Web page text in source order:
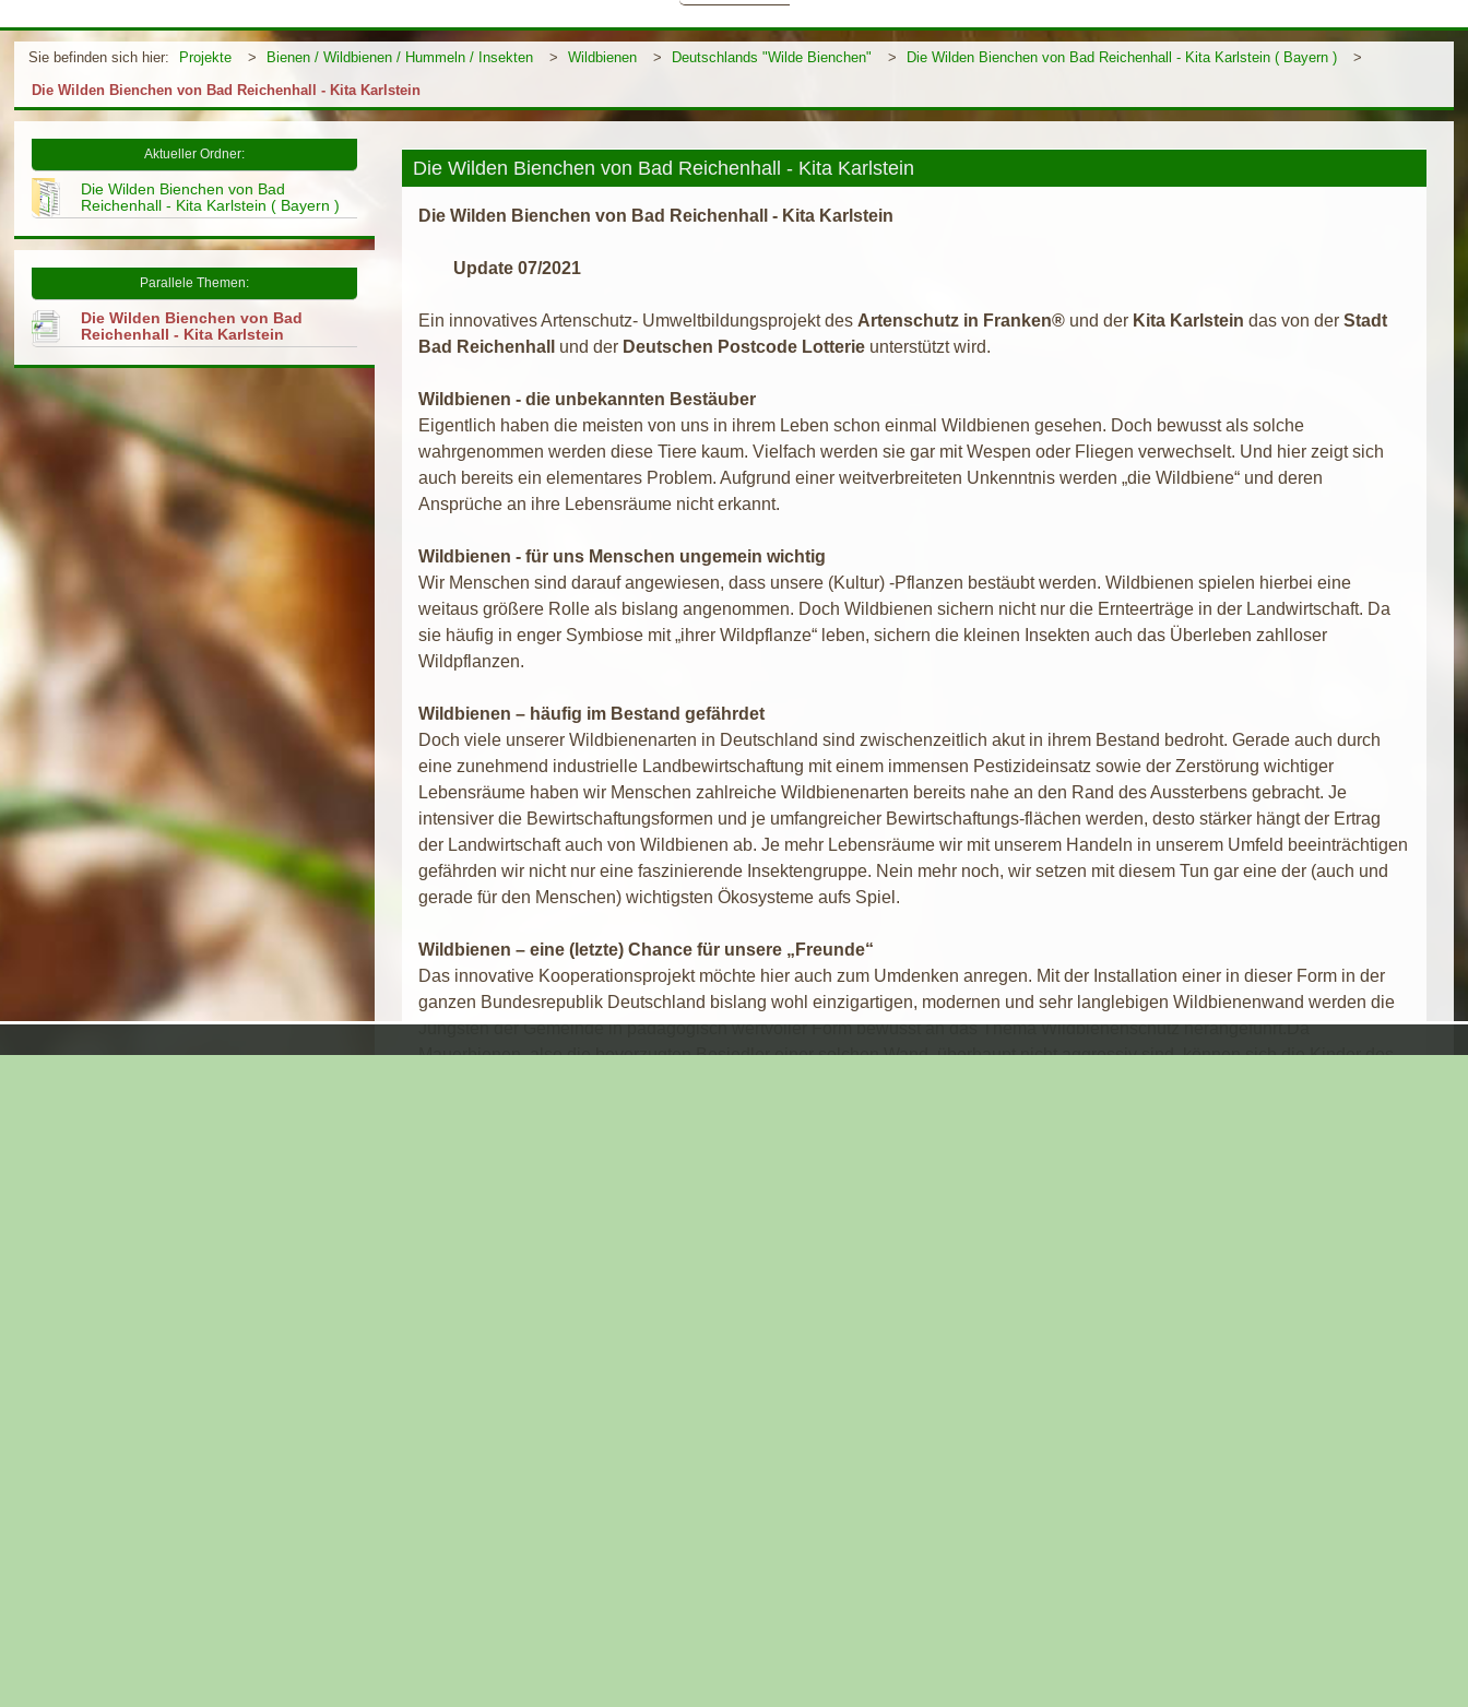
Sie befinden sich hier: Projekte > Bienen / Wildbienen / Hummeln / Insekten > Wildbienen > Deutschlands "Wilde Bienchen" > Die Wilden Bienchen von Bad Reichenhall - Kita Karlstein ( Bayern )
>
Die Wilden Bienchen von Bad Reichenhall - Kita Karlstein
Die Wilden Bienchen von Bad Reichenhall - Kita Karlstein
Die Wilden Bienchen von Bad Reichenhall - Kita Karlstein
Update 07/2021
Ein innovatives Artenschutz- Umweltbildungsprojekt des Artenschutz in Franken®und der Kita Karlstein das von derStadt
Bad Reichenhall
und derDeutschen Postcode Lotterie unterstützt wird.
Wildbienen - die unbekannten Bestäuber
Eigentlich haben die meisten von uns in ihrem Leben schon einmal Wildbienen gesehen. Doch bewusst als solche
wahrgenommen werden diese Tiere kaum. Vielfach werden sie gar mit Wespen oder Fliegen verwechselt. Und hier zeigt sich
auch bereits ein elementares Problem. Aufgrund einer weitverbreiteten Unkenntnis werden „die Wildbiene“ und deren
Ansprüche an ihre Lebensräume nicht erkannt.
Wildbienen - für uns Menschen ungemein wichtig
Wir Menschen sind darauf angewiesen, dass unsere (Kultur) -Pflanzen bestäubt werden. Wildbienen spielen hierbei eine
weitaus größere Rolle als bislang angenommen. Doch Wildbienen sichern nicht nur die Ernteerträge in der Landwirtschaft. Da
sie häufig in enger Symbiose mit „ihrer Wildpflanze“ leben, sichern die kleinen Insekten auch das Überleben zahlloser
Wildpflanzen.
Wildbienen – häufig im Bestand gefährdet
Doch viele unserer Wildbienenarten in Deutschland sind zwischenzeitlich akut in ihrem Bestand bedroht. Gerade auch durch
eine zunehmend industrielle Landbewirtschaftung mit einem immensen Pestizideinsatz sowie der Zerstörung wichtiger
Lebensräume haben wir Menschen zahlreiche Wildbienenarten bereits nahe an den Rand des Aussterbens gebracht. Je
intensiver die Bewirtschaftungsformen und je umfangreicher Bewirtschaftungs-flächen werden, desto stärker hängt der Ertrag
der Landwirtschaft auch von Wildbienen ab. Je mehr Lebensräume wir mit unserem Handeln in unserem Umfeld beeinträchtigen
gefährden wir nicht nur eine faszinierende Insektengruppe. Nein mehr noch, wir setzen mit diesem Tun gar eine der (auch und
gerade für den Menschen) wichtigsten Ökosysteme aufs Spiel.
Wildbienen – eine (letzte) Chance für unsere „Freunde“
Das innovative Kooperationsprojekt möchte hier auch zum Umdenken anregen. Mit der Installation einer in dieser Form in der
ganzen Bundesrepublik Deutschland bislang wohl einzigartigen, modernen und sehr langlebigen Wildbienenwand werden die
Jüngsten der Gemeinde in pädagogisch wertvoller Form bewusst an das Thema Wildbienenschutz herangeführt.Da
Mauerbienen, also die bevorzugten Besiedler einer solchen Wand, überhaupt nicht aggressiv sind, können sich die Kinder des
Aktueller Ordner:
Die Wilden Bienchen von Bad
Reichenhall - Kita Karlstein ( Bayern )
Parallele Themen:
Die Wilden Bienchen von Bad
Reichenhall - Kita Karlstein